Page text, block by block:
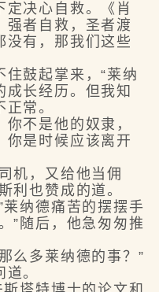
决心自救。《肖
强者自救，圣者渡
没有，那我们这些
鼓起掌来，“莱纳
长经历。但我知
常。
不是他的奴隶，
你是时候应该离开
，又给他当佣
利也赞成的道。
纳德痛苦的摆摆手
”随后，他急匆匆推
多莱纳德的事？”
。